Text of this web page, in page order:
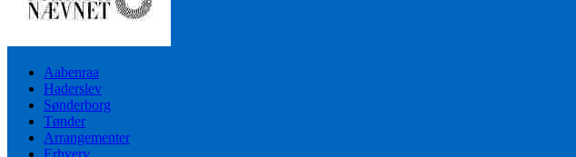
Aabenraa
Haderslev
Sønderborg
Tønder
Arrangementer
Erhverv